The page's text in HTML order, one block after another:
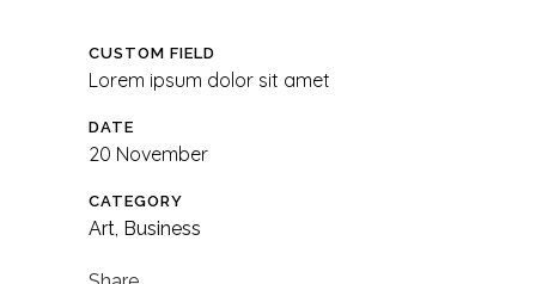
CUSTOM FIELD
Lorem ipsum dolor sit amet
DATE
20 November
CATEGORY
Art, Business